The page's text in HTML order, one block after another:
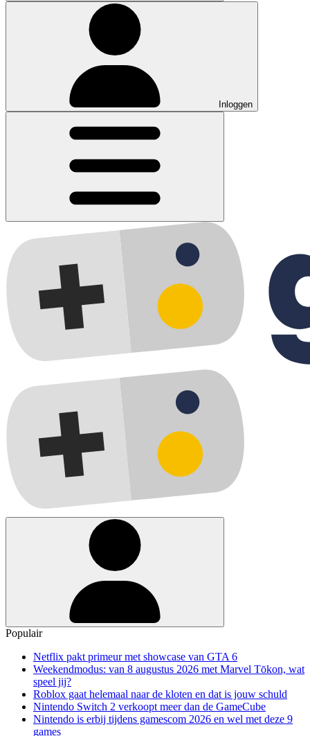
Inloggen
Populair
Netflix pakt primeur met showcase van GTA 6
Weekendmodus: van 8 augustus 2026 met Marvel Tōkon, wat
speel jij?
Roblox gaat helemaal naar de kloten en dat is jouw schuld
Nintendo Switch 2 verkoopt meer dan de GameCube
Nintendo is erbij tijdens gamescom 2026 en wel met deze 9
games